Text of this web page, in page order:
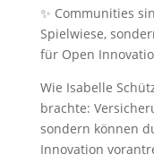
✨ Communities
Spielwiese,
für Open
Wie Isabelle
brachte:
sondern können
Innovation